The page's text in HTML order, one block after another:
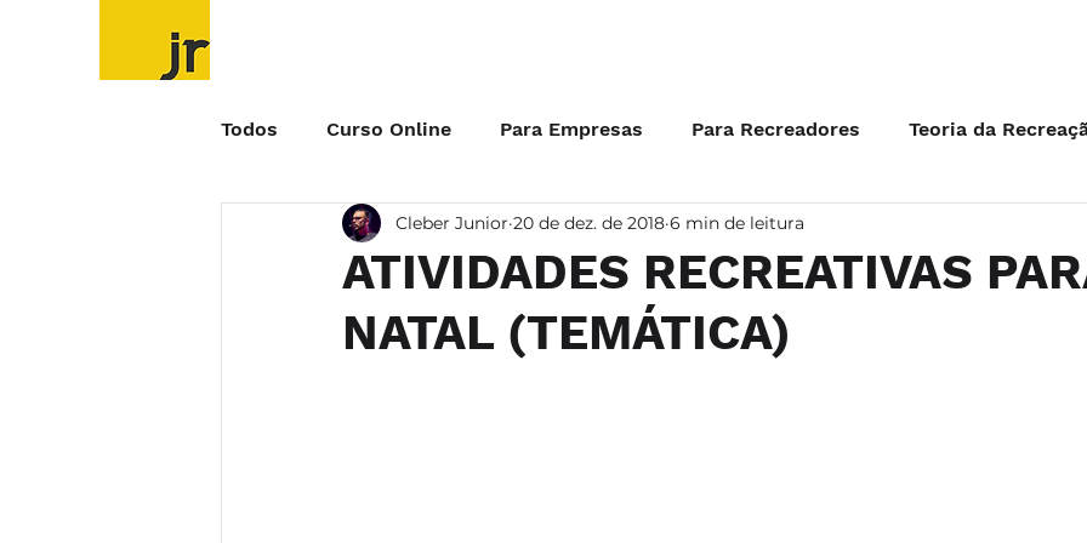
Todos Curso Online Para Empresas Para Recreadores Teoria da
Jogos e Brincadeiras Cleber Junior Professores
ATIVIDADES RECREATIVAS
NATAL (TEMÁTICA)
Cleber Junior 20 de dez. de 2018 6 min de leitura